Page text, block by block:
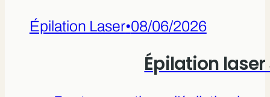
Épilation Laser•08/06/2026
Épilation